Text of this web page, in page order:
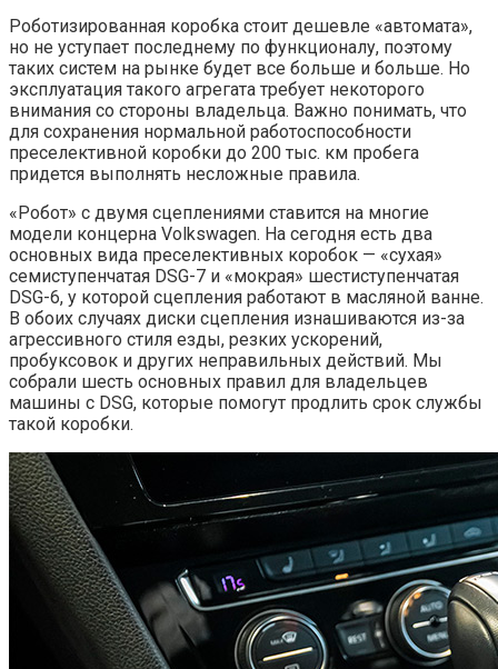
Роботизированная коробка стоит дешевле «автомата»,
но не уступает последнему по функционалу, поэтому
таких систем на рынке будет все больше и больше. Но
эксплуатация такого агрегата требует некоторого
внимания со стороны владельца. Важно понимать, что
для сохранения нормальной работоспособности
преселективной коробки до 200 тыс. км пробега
придется выполнять несложные правила.
«Робот» с двумя сцеплениями ставится на многие
модели концерна Volkswagen. На сегодня есть два
основных вида преселективных коробок — «сухая»
семиступенчатая DSG-7 и «мокрая» шестиступенчатая
DSG-6, у которой сцепления работают в масляной ванне.
В обоих случаях диски сцепления изнашиваются из-за
агрессивного стиля езды, резких ускорений,
пробуксовок и других неправильных действий. Мы
собрали шесть основных правил для владельцев
машины с DSG, которые помогут продлить срок службы
такой коробки.